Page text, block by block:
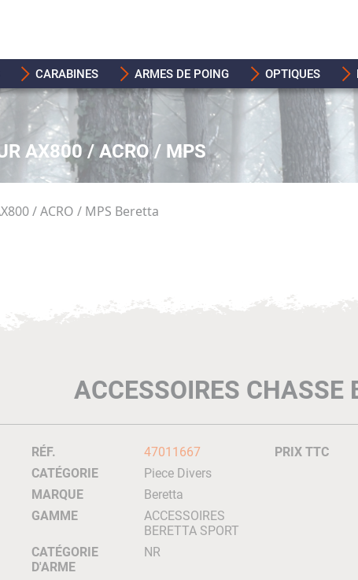
CARABINES ARMES DE POING OPTIQUES
AX800 / ACRO / MPS
ACCESSOIRES CHASSE
RÉF.
47011667
CATÉGORIE
Piece Divers
MARQUE
Beretta
GAMME
ACCESSOIRES
BERETTA SPORT
CATÉGORIE
D'ARME
NR
PRIX TTC